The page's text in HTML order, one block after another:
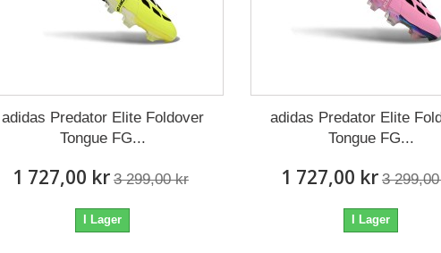
adidas Predator Elite Foldover
Tongue FG...
1 727,00 kr 3 299,00 kr
I Lager
adidas Predator Elite
Tongue FG...
1 727,00 kr 3
I Lager